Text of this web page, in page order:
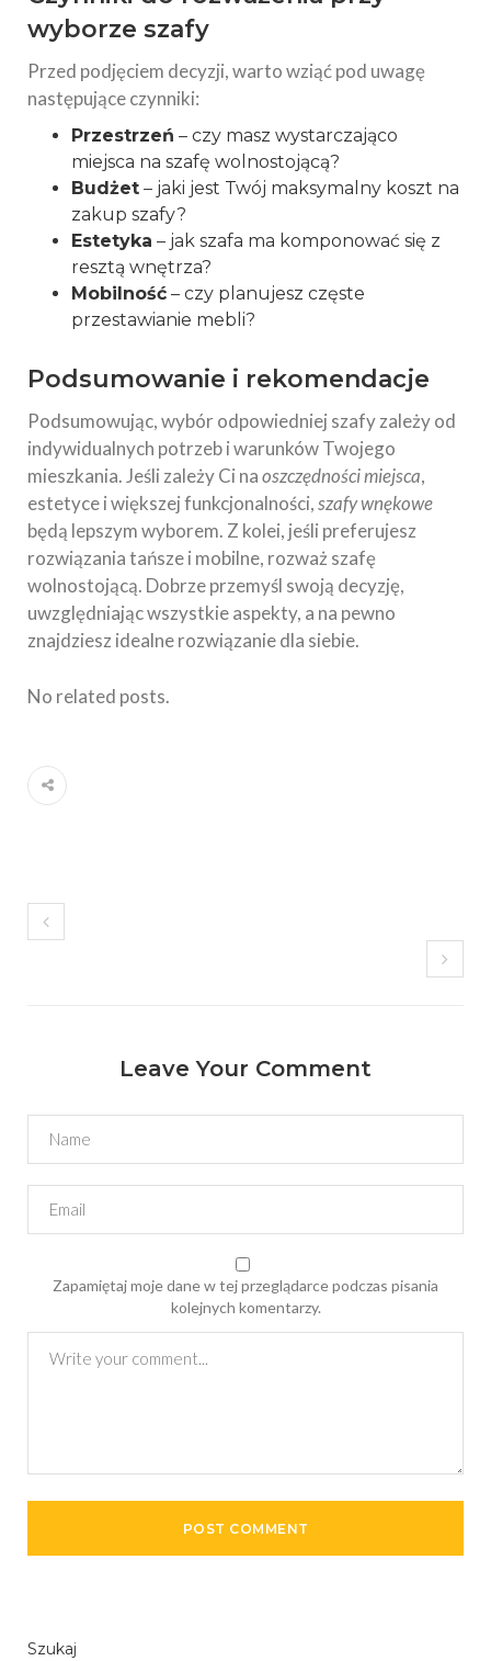
wyborze szafy
Przed podjęciem decyzji, warto wziąć pod uwagę
następujące czynniki:
Przestrzeń – czy masz wystarczająco
miejsca na szafę wolnostojącą?
Budżet – jaki jest Twój maksymalny koszt na
zakup szafy?
Estetyka – jak szafa ma komponować się z
resztą wnętrza?
Mobilność – czy planujesz częste
przestawianie mebli?
Podsumowanie i rekomendacje
Podsumowując, wybór odpowiedniej szafy zależy od
indywidualnych potrzeb i warunków Twojego
mieszkania. Jeśli zależy Ci naoszczędności miejsca,
estetyce i większej funkcjonalności,szafy wnękowe
będą lepszym wyborem. Z kolei, jeśli preferujesz
rozwiązania tańsze i mobilne, rozważ szafę
wolnostojącą. Dobrze przemyśl swoją decyzję,
uwzględniając wszystkie aspekty, a na pewno
znajdziesz idealne rozwiązanie dla siebie.
No related posts.
Leave Your Comment
Zapamiętaj moje dane w tej przeglądarce podczas pisania
kolejnych komentarzy.
Szukaj